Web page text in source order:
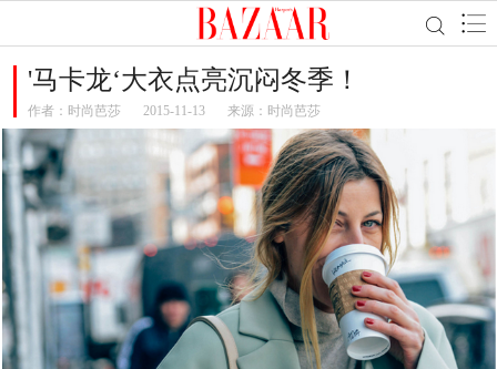
'马卡龙‘大衣点亮沉闷冬季！
作者： 时尚芭莎 2015-11-13 来源：时尚芭莎